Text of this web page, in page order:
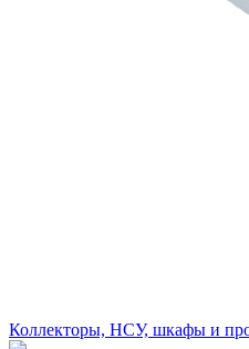
Коллекторы, НСУ, шкафы и